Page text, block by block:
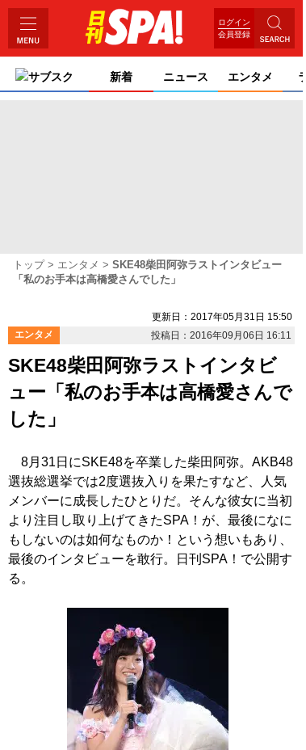
ログイン
会員登録
サブスク 新着 ニュース エンタメ
トップ エンタメ
SKE48柴田阿弥ラストインタビュー
「私のお手本は高橋愛さんでした」
更新日：2017年05月31日 15:50
エンタメ
投稿日：2016年09月06日 16:11
SKE48柴田阿弥ラストインタビ
ュー「私のお手本は高橋愛さんで
した」
8月31日にSKE48を卒業した柴田阿弥。AKB48
選抜総選挙では2度選抜入りを果たすなど、人気
メンバーに成長したひとりだ。そんな彼女に当初
より注目し取り上げてきたSPA！が、最後になに
もしないのは如何なものか！という想いもあり、
最後のインタビューを敢行。日刊SPA！で公開す
る。